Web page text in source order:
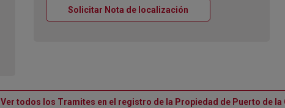
Solicitar Nota de localizaciónVentana nueva
Ver todos los Tramites en el registro de la Propiedad de Puerto de la